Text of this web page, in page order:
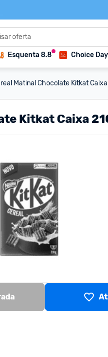
Esquenta 8.8 Choice
Matinal Chocolate Kitkat
Kitkat Caixa